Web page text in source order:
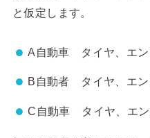
と仮定します。
A自動車 タイヤ、エン
B自動者 タイヤ、エン
C自動車 タイヤ、エン